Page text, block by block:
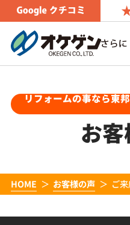
リフォームの事なら東
お
HOME お客様の声 ご